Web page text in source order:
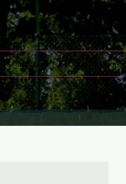
& Termine Shop